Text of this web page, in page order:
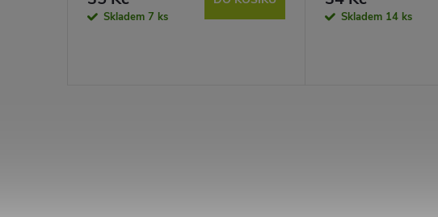
Skladem 7 ks Skladem 14 ks